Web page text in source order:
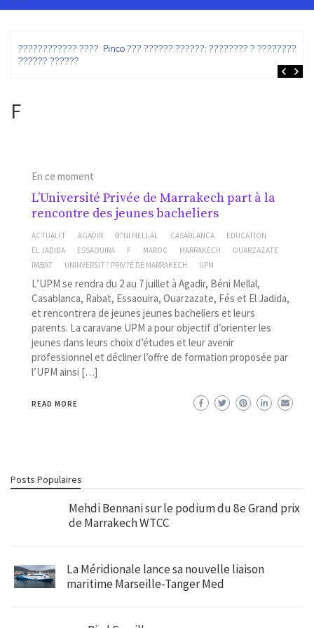
???????????? ???? Pinco ??? ?????? ??????: ???????? ? ???????? ?
?????? ??????
F
En ce moment
L’Université Privée de Marrakech part à la
rencontre des jeunes bacheliers
ACTUALIT AGADIR B?NI MELLAL CASABLANCA
EDUCATION
EL JADIDA
ESSAOUIRA F MAROC MARRAKECH
OUARZAZATE
RABAT
UNINVERSIT? PRIV?E DE MARRAKECH UPM
L’UPM se rendra du 2 au 7 juillet à Agadir, Béni Mellal,
Casablanca, Rabat, Essaouira, Ouarzazate, Fés et El Jadida,
et rencontrera de jeunes jeunes bacheliers et leurs
parents. La caravane UPM a pour objectif d’orienter les
jeunes dans leurs choix d’études et leur avenir
professionnel et décliner l’offre de formation proposée par
l’UPM ainsi […]
READ MORE
Posts Populaires
Mehdi Bennani sur le podium du 8e Grand prix
de Marrakech WTCC
La Méridionale lance sa nouvelle liaison
maritime Marseille-Tanger Med